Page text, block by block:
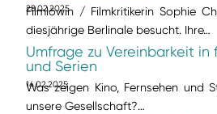
28.02.2025
Filmlöwin / Filmkritikerin Sophie
diesjährige Berlinale besucht. Ihre…
Umfrage zu Vereinbarkeit in
und Serien
14.02.2025
Was zeigen Kino, Fernsehen und
unsere Gesellschaft?…